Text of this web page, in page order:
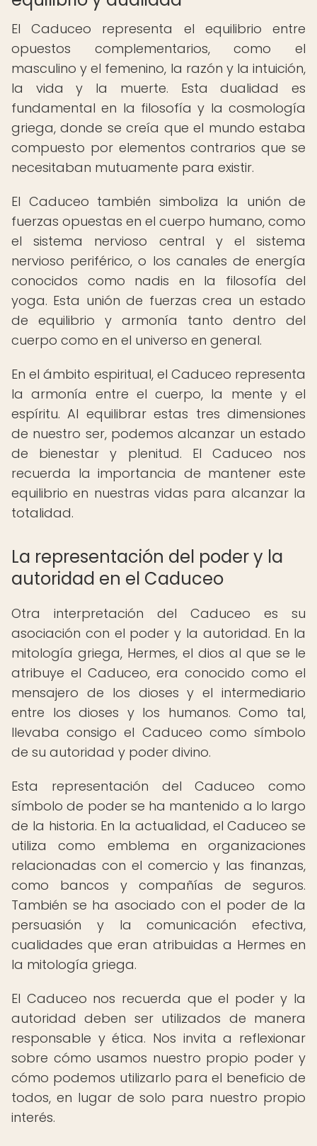
El Caduceo representa el equilibrio entre
opuestos complementarios, como el
masculino y el femenino, la razón y la intuición,
la vida y la muerte. Esta dualidad es
fundamental en la filosofía y la cosmología
griega, donde se creía que el mundo estaba
compuesto por elementos contrarios que se
necesitaban mutuamente para existir.
El Caduceo también simboliza la unión de
fuerzas opuestas en el cuerpo humano, como
el sistema nervioso central y el sistema
nervioso periférico, o los canales de energía
conocidos como nadis en la filosofía del
yoga. Esta unión de fuerzas crea un estado
de equilibrio y armonía tanto dentro del
cuerpo como en el universo en general.
En el ámbito espiritual, el Caduceo representa
la armonía entre el cuerpo, la mente y el
espíritu. Al equilibrar estas tres dimensiones
de nuestro ser, podemos alcanzar un estado
de bienestar y plenitud. El Caduceo nos
recuerda la importancia de mantener este
equilibrio en nuestras vidas para alcanzar la
totalidad.
La representación del poder y la
autoridad en el Caduceo
Otra interpretación del Caduceo es su
asociación con el poder y la autoridad. En la
mitología griega, Hermes, el dios al que se le
atribuye el Caduceo, era conocido como el
mensajero de los dioses y el intermediario
entre los dioses y los humanos. Como tal,
llevaba consigo el Caduceo como símbolo
de su autoridad y poder divino.
Esta representación del Caduceo como
símbolo de poder se ha mantenido a lo largo
de la historia. En la actualidad, el Caduceo se
utiliza como emblema en organizaciones
relacionadas con el comercio y las finanzas,
como bancos y compañías de seguros.
También se ha asociado con el poder de la
persuasión y la comunicación efectiva,
cualidades que eran atribuidas a Hermes en
la mitología griega.
El Caduceo nos recuerda que el poder y la
autoridad deben ser utilizados de manera
responsable y ética. Nos invita a reflexionar
sobre cómo usamos nuestro propio poder y
cómo podemos utilizarlo para el beneficio de
todos, en lugar de solo para nuestro propio
interés.